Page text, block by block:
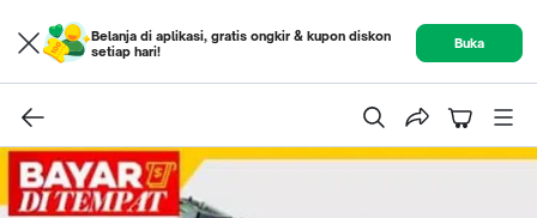
Belanja di aplikasi, gratis ongkir & kupon diskon
setiap hari!
Buka